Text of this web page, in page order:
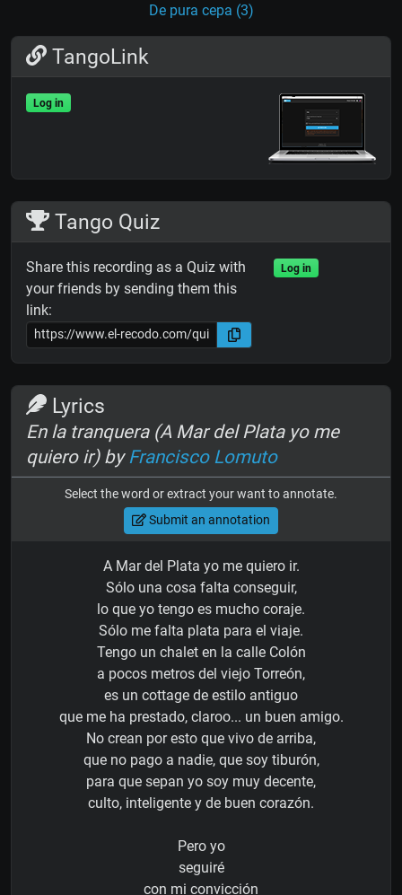
De pura cepa (3)
TangoLink
Log in
Tango Quiz
Share this recording as a Quiz with
your friends by sending them this
link:
Log in
Lyrics
En la tranquera (A Mar del Plata yo me
quiero ir) by Francisco Lomuto
Select the word or extract your want to annotate.
Submit an annotation
A Mar del Plata yo me quiero ir.
Sólo una cosa falta conseguir,
lo que yo tengo es mucho coraje.
Sólo me falta plata para el viaje.
Tengo un chalet en la calle Colón
a pocos metros del viejo Torreón,
es un cottage de estilo antiguo
que me ha prestado, claroo... un buen amigo.
No crean por esto que vivo de arriba,
que no pago a nadie, que soy tiburón,
para que sepan yo soy muy decente,
culto, inteligente y de buen corazón.
Pero yo
seguiré
con mi convicción